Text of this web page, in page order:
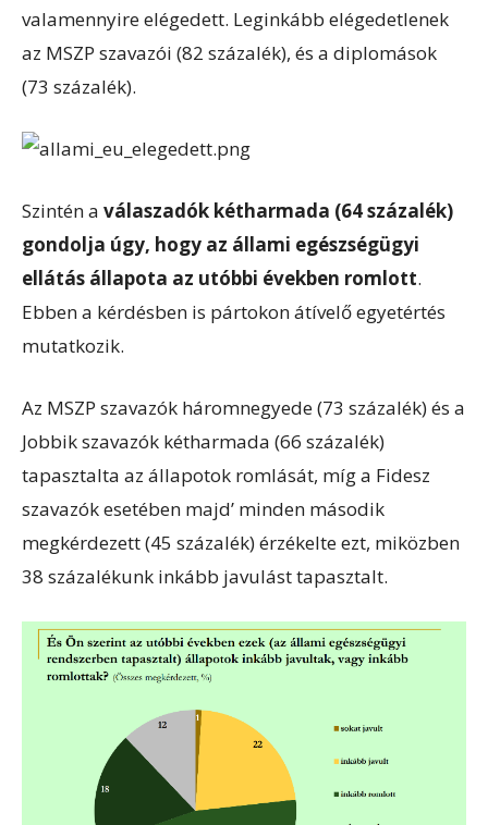
valamennyire elégedett. Leginkább elégedetlenek
az MSZP szavazói (82 százalék), és a diplomások
(73 százalék).
Szintén a válaszadók kétharmada (64 százalék)
gondolja úgy, hogy az állami egészségügyi
ellátás állapota az utóbbi években romlott.
Ebben a kérdésben is pártokon átívelő egyetértés
mutatkozik.
Az MSZP szavazók háromnegyede (73 százalék) és a
Jobbik szavazók kétharmada (66 százalék)
tapasztalta az állapotok romlását, míg a Fidesz
szavazók esetében majd’ minden második
megkérdezett (45 százalék) érzékelte ezt, miközben
38 százalékunk inkább javulást tapasztalt.